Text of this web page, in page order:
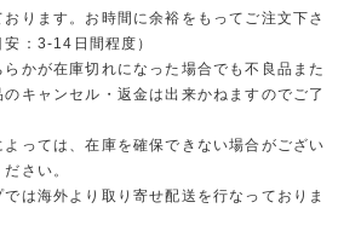
ります。お時間に余裕をもってご注文下さ
：3-14日間程度）
かが在庫切れになった場合でも不良品また
キャンセル・返金は出来かねますのでご了
っては、在庫を確保できない場合がござい
さい。
は海外より取り寄せ配送を行なっておりま